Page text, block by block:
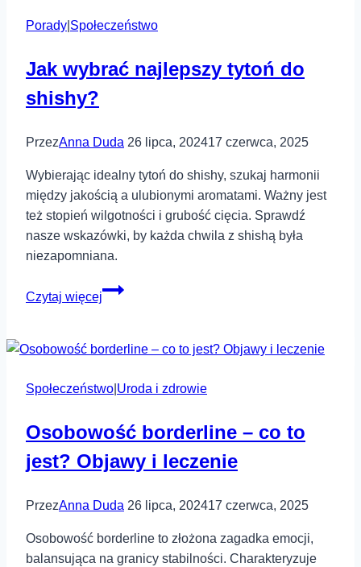
Porady Społeczeństwo
Jak wybrać najlepszy tytoń do
shishy?
PrzezAnna Duda 26 lipca, 202417 czerwca, 2025
Wybierając idealny tytoń do shishy, szukaj harmonii
między jakością a ulubionymi aromatami. Ważny jest
też stopień wilgotności i grubość cięcia. Sprawdź
nasze wskazówki, by każda chwila z shishą była
niezapomniana.
Czytaj więcej
Jak
tytoń
shishy?
Społeczeństwo Uroda i zdrowie
Osobowość borderline – co to
jest? Objawy i leczenie
PrzezAnna Duda 26 lipca, 202417 czerwca, 2025
Osobowość borderline to złożona zagadka emocji,
balansująca na granicy stabilności. Charakteryzuje